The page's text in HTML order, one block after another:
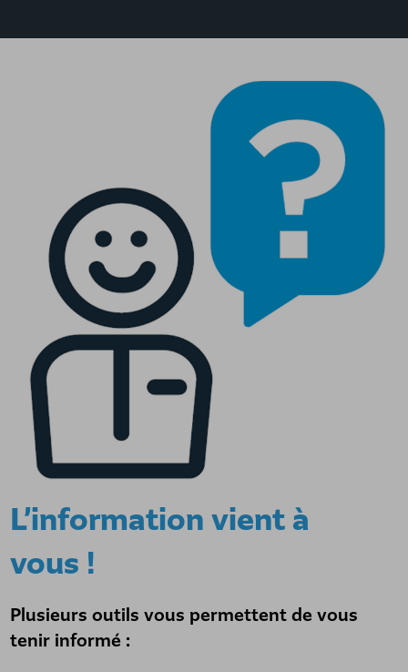
L’information vient à
vous !
Plusieurs outils vous permettent de vous
tenir informé :